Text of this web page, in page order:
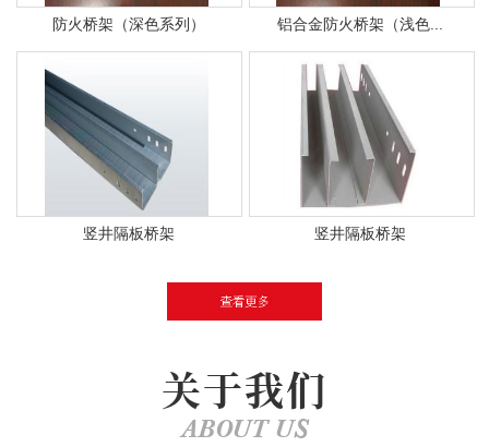
防火桥架（深色系列） 铝合金防火桥架（浅色...
竖井隔板桥架 竖井隔板桥架
关于我们
ABOUT US